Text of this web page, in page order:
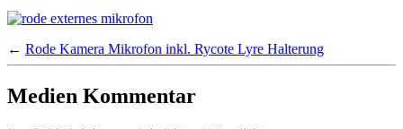
← Rode Kamera Mikrofon inkl. Rycote Lyre Halterung
Medien Kommentar